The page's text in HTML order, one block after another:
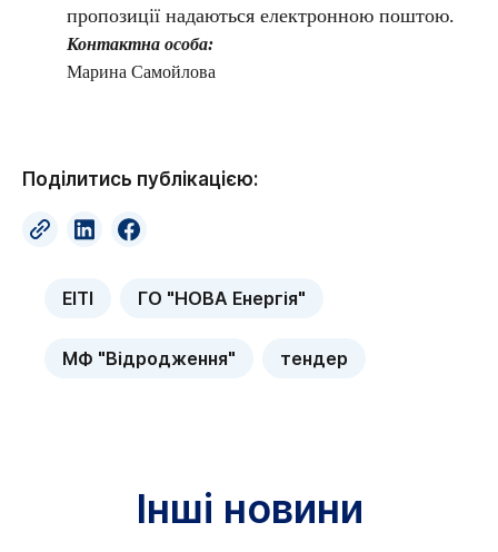
пропозиції надаються електронною поштою.
Контактна особа:
Марина Самойлова
Поділитись публікацією:
EITI ГО "НОВА Енергія"
МФ "Відродження" тендер
Інші новини